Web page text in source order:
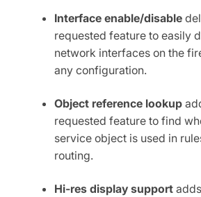
Interface enable/disable
requested feature to easily
network interfaces on the
any configuration.
Object reference lookup
requested feature to find
service object is used in
routing.
Hi-res display support